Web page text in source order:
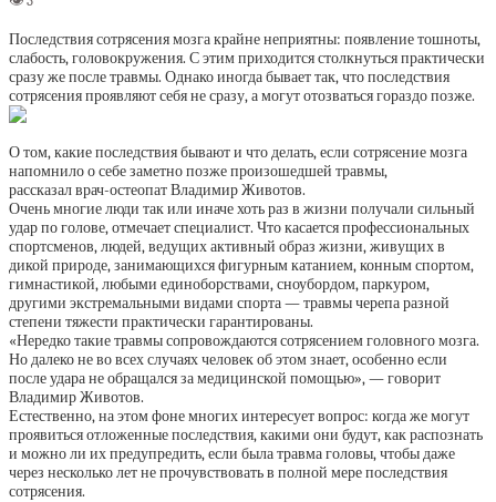
Последствия сотрясения мозга крайне неприятны: появление тошноты,
слабость, головокружения. С этим приходится столкнуться практически
сразу же после травмы. Однако иногда бывает так, что последствия
сотрясения проявляют себя не сразу, а могут отозваться гораздо позже.
О том, какие последствия бывают и что делать, если сотрясение мозга
напомнило о себе заметно позже произошедшей травмы,
рассказал врач-остеопат Владимир Животов.
Очень многие люди так или иначе хоть раз в жизни получали сильный
удар по голове, отмечает специалист. Что касается профессиональных
спортсменов, людей, ведущих активный образ жизни, живущих в
дикой природе, занимающихся фигурным катанием, конным спортом,
гимнастикой, любыми единоборствами, сноубордом, паркуром,
другими экстремальными видами спорта — травмы черепа разной
степени тяжести практически гарантированы.
«Нередко такие травмы сопровождаются сотрясением головного мозга.
Но далеко не во всех случаях человек об этом знает, особенно если
после удара не обращался за медицинской помощью», — говорит
Владимир Животов.
Естественно, на этом фоне многих интересует вопрос: когда же могут
проявиться отложенные последствия, какими они будут, как распознать
и можно ли их предупредить, если была травма головы, чтобы даже
через несколько лет не прочувствовать в полной мере последствия
сотрясения.